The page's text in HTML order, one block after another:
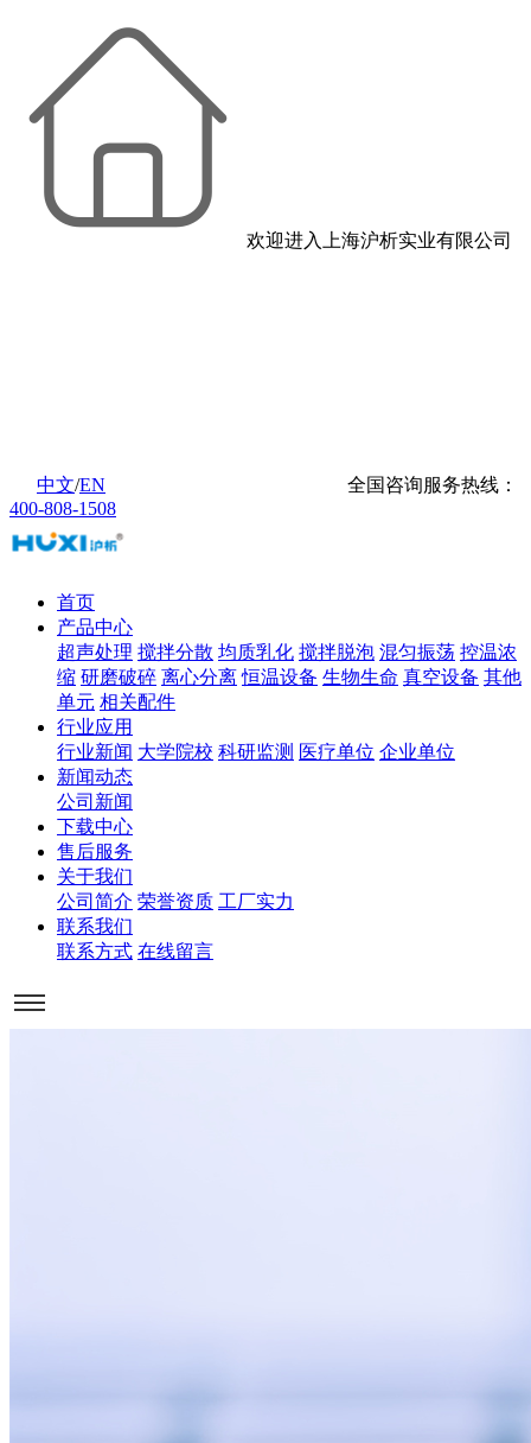
欢迎进入上海沪析实业有限公司
中文/EN
全国咨询服务热线：
400-808-1508
首页
产品中心
超声处理 搅拌分散 均质乳化 搅拌脱泡 混匀振荡 控温浓
缩 研磨破碎 离心分离 恒温设备 生物生命 真空设备 其他
单元 相关配件
行业应用
行业新闻 大学院校 科研监测 医疗单位 企业单位
新闻动态
公司新闻
下载中心
售后服务
关于我们
公司简介 荣誉资质 工厂实力
联系我们
联系方式 在线留言